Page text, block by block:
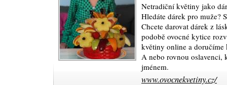
Netradiční květiny jako
Hledáte dárek pro muže?
Chcete darovat dárek z
podobě ovocné kytice
květiny online a
A nebo rovnou oslavenci,
jménem.
www.ovocnekvetiny.cz/